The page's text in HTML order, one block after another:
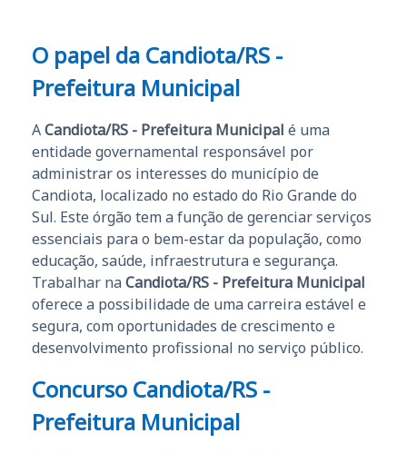
O papel da Candiota/RS -
Prefeitura Municipal
ACandiota/RS - Prefeitura Municipal é uma
entidade governamental responsável por
administrar os interesses do município de
Candiota, localizado no estado do Rio Grande do
Sul. Este órgão tem a função de gerenciar serviços
essenciais para o bem-estar da população, como
educação, saúde, infraestrutura e segurança.
Trabalhar na Candiota/RS - Prefeitura Municipal
oferece a possibilidade de uma carreira estável e
segura, com oportunidades de crescimento e
desenvolvimento profissional no serviço público.
Concurso Candiota/RS -
Prefeitura Municipal